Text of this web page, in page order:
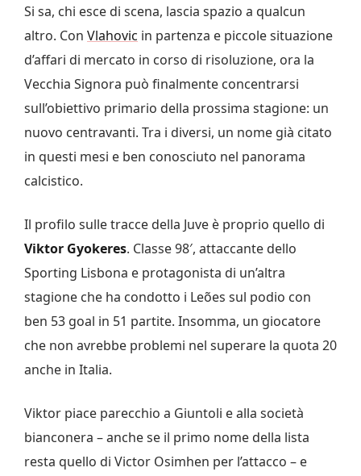
Si sa, chi esce di scena, lascia spazio a qualcun
altro. Con Vlahovic in partenza e piccole situazione
d’affari di mercato in corso di risoluzione, ora la
Vecchia Signora può finalmente concentrarsi
sull’obiettivo primario della prossima stagione: un
nuovo centravanti. Tra i diversi, un nome già citato
in questi mesi e ben conosciuto nel panorama
calcistico.
Il profilo sulle tracce della Juve è proprio quello di
Viktor Gyokeres. Classe 98′, attaccante dello
Sporting Lisbona e protagonista di un’altra
stagione che ha condotto i Leões sul podio con
ben 53 goal in 51 partite. Insomma, un giocatore
che non avrebbe problemi nel superare la quota 20
anche in Italia.
Viktor piace parecchio a Giuntoli e alla società
bianconera – anche se il primo nome della lista
resta quello di Victor Osimhen per l’attacco – e